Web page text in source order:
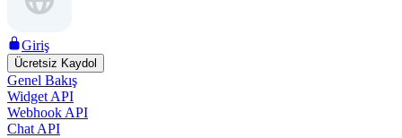
Giriş
Ücretsiz Kaydol
Genel Bakış
Widget API
Webhook API
Chat API